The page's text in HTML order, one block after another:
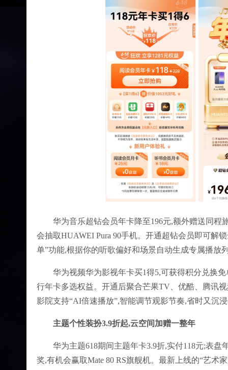
华为音乐超钻会员年卡降至196元,额外赠送同程
会抽取HUAWEI Pura 90手机。开通超钻会员即可解
单”功能,根据你的听歌偏好和场景自动生成专属播放
华为视频华为影视年卡买1得5,可获得积分兑换
行年卡多选权益。开通后聚合芒果TV、优酷、腾讯
影院支持“AI倍速播放”,智能调节观影节奏,省时又沉
主题个性装扮3.9折起,云空间加赠一整年
华为主题618期间主题年卡3.9折,实付118元;表
奖,有机会赢取Mate 80 RS旗舰机。最新上线的“艺术